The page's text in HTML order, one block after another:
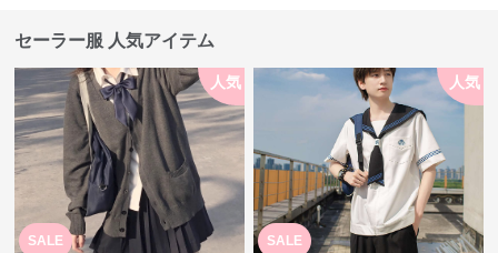
セーラー服 人気アイテム
SALE
人気
SALE
人気